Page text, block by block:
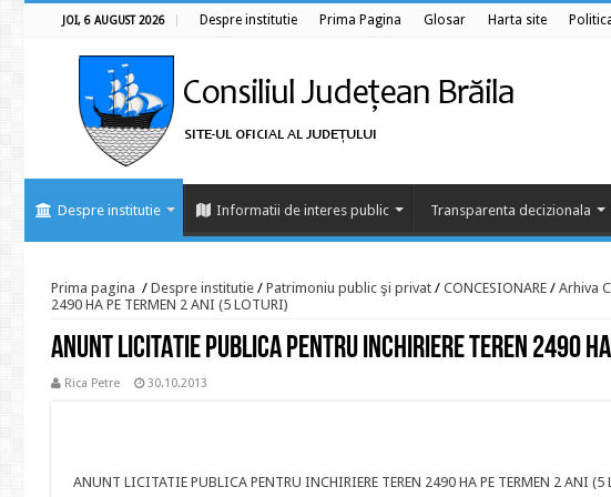
JOI, 6 AUGUST 2026 Despre institutie Prima Pagina Glosar Harta site
Despre institutie Informatii de interes public Transparenta decizionala
Prima pagina / Despre institutie / Patrimoniu public şi privat / CONCESIONARE / Arhiva
2490 HA PE TERMEN 2 ANI (5 LOTURI)
ANUNT LICITATIE PUBLICA PENTRU INCHIRIERE TEREN 2490
Rica Petre 30.10.2013
ANUNT LICITATIE PUBLICA PENTRU INCHIRIERE TEREN 2490 HA PE TERMEN 2 ANI (5